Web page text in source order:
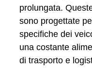
prolungata.
sono progettate
specifiche dei
una costante
di trasporto e